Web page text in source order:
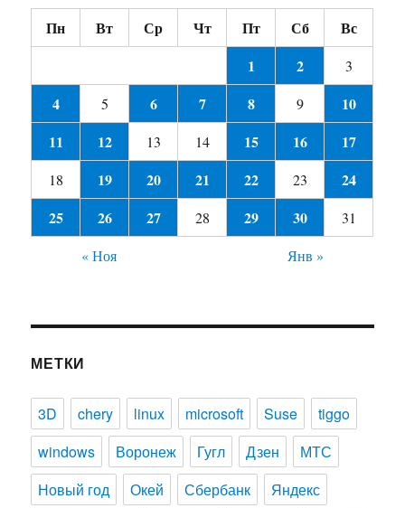
Пн Вт Ср Чт Пт Сб
Вс
1
2 3
4 5 6 7 8 9
10
11
12 13 14 15 16 17
18 19 20 21 22 23
24
25
26 27 28 29 30
31
« Ноя
Янв »
МЕТКИ
3D chery linux microsoft Suse
tiggo
windows
Воронеж Гугл Дзен
МТС
Новый год
Окей Сбербанк
Яндекс